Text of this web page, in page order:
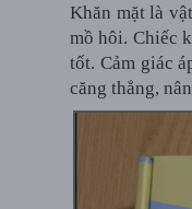
Khăn mặt là
mồ hôi. Chiếc
tốt. Cảm giác
căng thẳng,